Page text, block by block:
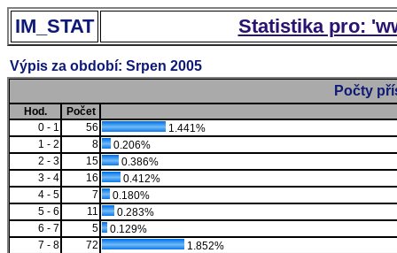
IM_STAT Statistika pro:
Výpis za období: Srpen 2005
Počty
Hod.
Počet
0 - 1
56
1.441%
1 - 2
8
0.206%
2 - 3
15
0.386%
3 - 4
16
0.412%
4 - 5
7
0.180%
5 - 6
11
0.283%
6 - 7
5
0.129%
7 - 8
72
1.852%